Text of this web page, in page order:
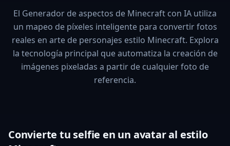
El Generador de aspectos de Minecraft con IA utiliza
un mapeo de píxeles inteligente para convertir fotos
reales en arte de personajes estilo Minecraft. Explora
la tecnología principal que automatiza la creación de
imágenes pixeladas a partir de cualquier foto de
referencia.
Convierte tu selfie en un avatar al estilo